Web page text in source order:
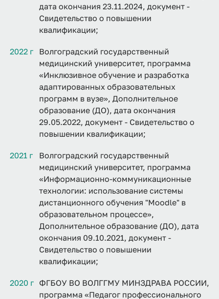
дата окончания 23.11.2024, документ -
Свидетельство о повышении
квалификации;
2022 г
Волгоградский государственный
медицинский университет, программа
«Инклюзивное обучение и разработка
адаптированных образовательных
программ в вузе», Дополнительное
образование (ДО), дата окончания
29.05.2022, документ - Свидетельство о
повышении квалификации;
2021 г
Волгоградский государственный
медицинский университет, программа
«Информационно-коммуникационные
технологии: использование системы
дистанционного обучения "Moodle" в
образовательном процессе»,
Дополнительное образование (ДО), дата
окончания 09.10.2021, документ -
Свидетельство о повышении
квалификации;
2020 г ФГБОУ ВО ВОЛГГМУ МИНЗДРАВА РОССИИ,
программа «Педагог профессионального